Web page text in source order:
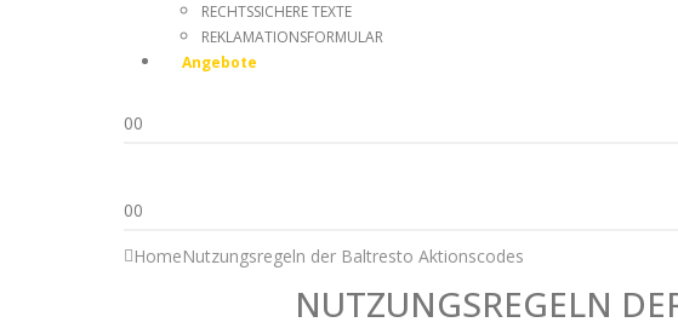
RECHTSSICHERE TEXTE
REKLAMATIONSFORMULAR
Angebote
00
00
HomeNutzungsregeln der Baltresto Aktionscodes
NUTZUNGSREGELN